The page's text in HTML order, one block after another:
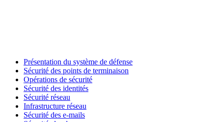
Présentation du système de défense
Sécurité des points de terminaison
Opérations de sécurité
Sécurité des identités
Sécurité réseau
Infrastructure réseau
Sécurité des e-mails